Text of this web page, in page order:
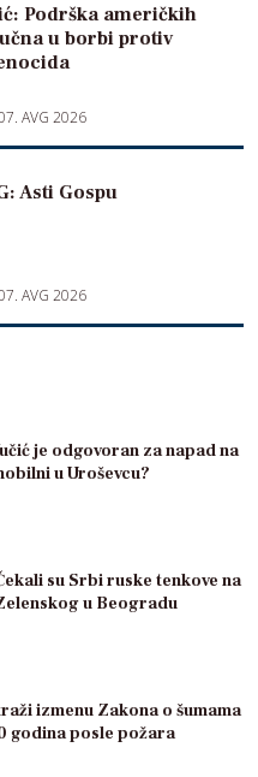
Podrška američkih
u borbi protiv
AVG 2026
Asti Gospu
AVG 2026
je odgovoran za napad na
u Uroševcu?
su Srbi ruske tenkove na
u Beogradu
izmenu Zakona o šumama
godina posle požara